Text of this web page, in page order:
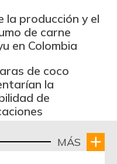
la producción y el
de carne
en Colombia
de coco
la
de
MÁS